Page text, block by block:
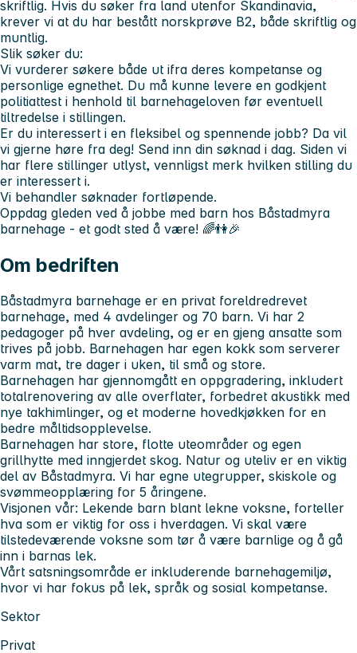
skriftlig. Hvis du søker fra land utenfor Skandinavia,
krever vi at du har bestått norskprøve B2, både skriftlig og
muntlig.
Slik søker du:
Vi vurderer søkere både ut ifra deres kompetanse og
personlige egnethet. Du må kunne levere en godkjent
politiattest i henhold til barnehageloven før eventuell
tiltredelse i stillingen.
Er du interessert i en fleksibel og spennende jobb? Da vil
vi gjerne høre fra deg! Send inn din søknad i dag. Siden vi
har flere stillinger utlyst, vennligst merk hvilken stilling du
er interessert i.
Vi behandler søknader fortløpende.
Oppdag gleden ved å jobbe med barn hos Båstadmyra
barnehage - et godt sted å være! 🌈👫🎉
Om bedriften
Båstadmyra barnehage er en privat foreldredrevet
barnehage, med 4 avdelinger og 70 barn. Vi har 2
pedagoger på hver avdeling, og er en gjeng ansatte som
trives på jobb. Barnehagen har egen kokk som serverer
varm mat, tre dager i uken, til små og store.
Barnehagen har gjennomgått en oppgradering, inkludert
totalrenovering av alle overflater, forbedret akustikk med
nye takhimlinger, og et moderne hovedkjøkken for en
bedre måltidsopplevelse.
Barnehagen har store, flotte uteområder og egen
grillhytte med inngjerdet skog. Natur og uteliv er en viktig
del av Båstadmyra. Vi har egne utegrupper, skiskole og
svømmeopplæring for 5 åringene.
Visjonen vår: Lekende barn blant lekne voksne, forteller
hva som er viktig for oss i hverdagen. Vi skal være
tilstedeværende voksne som tør å være barnlige og å gå
inn i barnas lek.
Vårt satsningsområde er inkluderende barnehagemiljø,
hvor vi har fokus på lek, språk og sosial kompetanse.
Sektor
Privat